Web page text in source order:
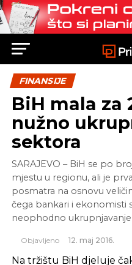
FINANSIJE
BiH mala za
nužno
sektora
SARAJEVO – BiH se po
mjestu u regionu, ali je
posmatra na osnovu
čega bankari i ekonomisti
neophodno
Objavljeno 12. maj 2016.
Na tržištu BiH djeluje